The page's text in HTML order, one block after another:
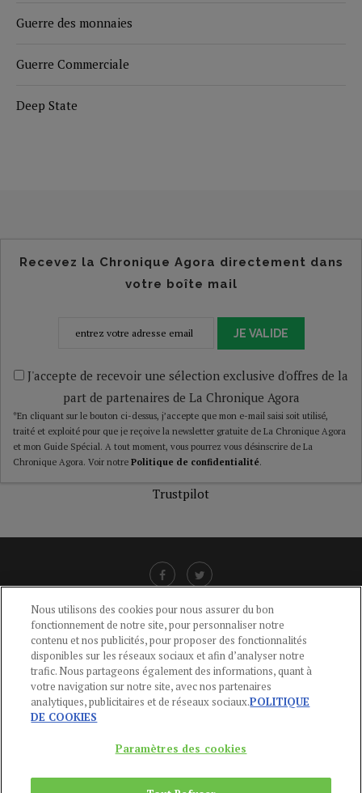
Guerre des monnaies
Guerre Commerciale
Deep State
Recevez la Chronique Agora directement dans
votre boîte mail
JE VALIDE
J'accepte de recevoir une sélection exclusive d'offres de la
part de partenaires de La Chronique Agora
*En cliquant sur le bouton ci-dessus, j’accepte que mon e-mail saisi soit utilisé,
traité et exploité pour que je reçoive la newsletter gratuite de La Chronique Agora
et mon Guide Spécial. A tout moment, vous pourrez vous désinscrire de La
Chronique Agora. Voir notre Politique de confidentialité.
Trustpilot
LIENS UTILES
CGU-POLITIQUE DE CONFIDENTIALITÉ -POLITIQUE DES COOKIES
MENTIONS LÉGALES -AIDE
CONTACT
Du Lundi au Vendredi, 9h-13h et 14h-17h
Nous utilisons des cookies pour nous assurer du bon
fonctionnement de notre site, pour personnaliser notre
contenu et nos publicités, pour proposer des fonctionnalités
disponibles sur les réseaux sociaux et afin d’analyser notre
trafic. Nous partageons également des informations, quant à
votre navigation sur notre site, avec nos partenaires
analytiques, publicitaires et de réseaux sociaux.POLITIQUE
DE COOKIES
Paramètres des cookies